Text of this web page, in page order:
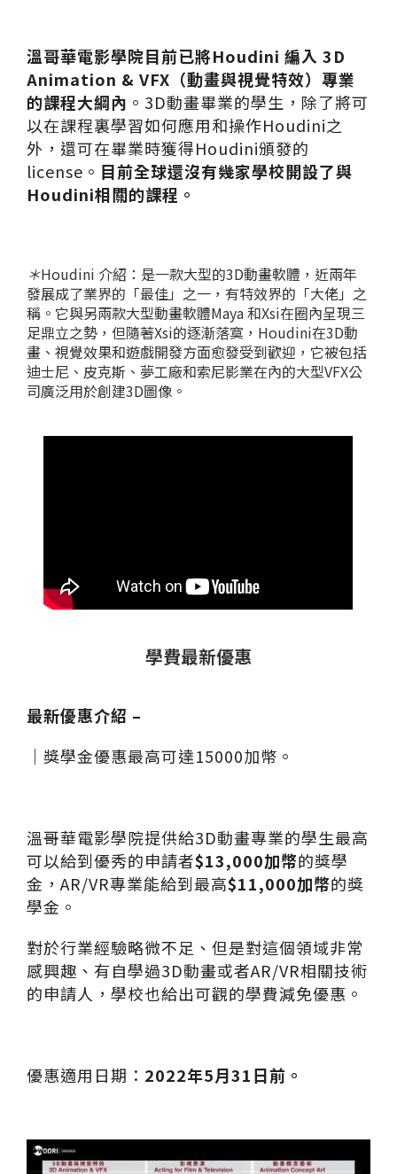
溫哥華電影學院目前已將Houdini 編入 3D
Animation & VFX （動畫與視覺特效）專業
的課程大綱內 。 3D動畫畢業的學生，除了將可
以在課程裏學習如何應用和操作Houdini之
外， 還可在畢業時獲得Houdini頒發的
license 。 目前全球還沒有幾家學校開設了與
Houdini相關的課程。
＊Houdini 介紹： 是一款大型的3D動畫軟體，近兩年
發展成了業界的「最佳」之一， 有特效界的「大佬」之
稱。它與另兩款大型動畫軟體Maya和Xsi在圈內呈現三
足鼎立之勢，但隨著Xsi的逐漸落寞， Houdini在3D動
畫、視覺效果和遊戲開發方面愈發受到歡迎， 它被包括
迪士尼、皮克斯、夢工廠和索尼影業在內的大型VFX公
司廣泛用於創建3D圖像。
學費最新優惠
最新優惠介紹 –
｜獎學金優惠最高可達15000加幣。
溫哥華電影學院提供給3D動畫專業的學生最高
可以給到優秀的申請者$13,000加幣的獎學
金， AR/VR專業能給到最高$11,000加幣的獎
學金。
對於行業經驗略微不足、但是對這個領域非常
感興趣、有自學過3D動畫或者AR/VR相關技術
的申請人， 學校也給出可觀的學費減免優惠。
優惠適用日期： 2022年5月31日前。